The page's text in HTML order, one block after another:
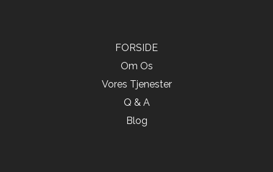
FORSIDE
Om Os
Vores Tjenester
Q & A
Blog